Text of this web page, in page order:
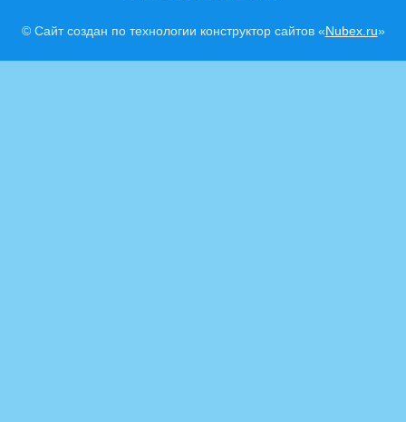
© Сайт создан по технологии конструктор сайтов «Nubex.ru»